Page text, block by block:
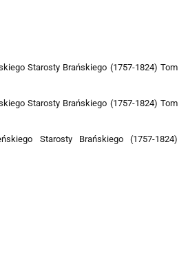
Starosty Brańskiego (1757-1824) Tom
Starosty Brańskiego (1757-1824) Tom
Starosty Brańskiego (1757-1824)